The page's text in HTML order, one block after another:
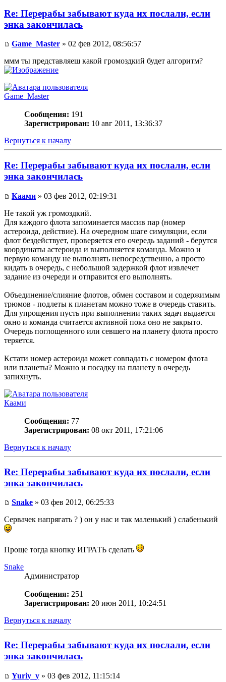
Re: Перерабы забывают куда их послали, если
энка закончилась
Game_Master » 02 фев 2012, 08:56:57
ммм ты представляеш какой громоздкий будет алгоритм?
Game_Master
Сообщения: 191
Зарегистрирован: 10 авг 2011, 13:36:37
Вернуться к началу
Re: Перерабы забывают куда их послали, если
энка закончилась
Каами » 03 фев 2012, 02:19:31
Не такой уж громоздкий.
Для каждого флота запоминается массив пар (номер
астероида, действие). На очередном шаге симуляции, если
флот бездействует, проверяется его очередь заданий - берутся
координаты астероида и выполняется команда. Можно и
первую команду не выполнять непосредственно, а просто
кидать в очередь, с небольшой задержкой флот извлечет
задание из очереди и отправится его выполнять.
Объединение/слияние флотов, обмен составом и содержимым
трюмов - подлеты к планетам можно тоже в очередь ставить.
Для упрощения пусть при выполнении таких задач выдается
окно и команда считается активной пока оно не закрыто.
Очередь поглощенного или севшего на планету флота просто
теряется.
Кстати номер астероида может совпадать с номером флота
или планеты? Можно и посадку на планету в очередь
запихнуть.
Каами
Сообщения: 77
Зарегистрирован: 08 окт 2011, 17:21:06
Вернуться к началу
Re: Перерабы забывают куда их послали, если
энка закончилась
Snake » 03 фев 2012, 06:25:33
Сервачек напрягать ? ) он у нас и так маленький ) слабенький
Проще тогда кнопку ИГРАТЬ сделать
Snake
Администратор
Сообщения: 251
Зарегистрирован: 20 июн 2011, 10:24:51
Вернуться к началу
Re: Перерабы забывают куда их послали, если
энка закончилась
Yuriy_y » 03 фев 2012, 11:15:14